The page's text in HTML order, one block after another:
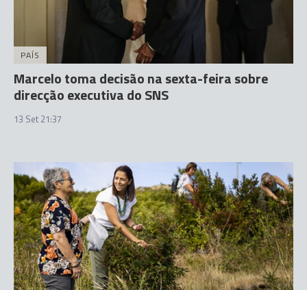
PAÍS
Marcelo toma decisão na sexta-feira sobre
direcção executiva do SNS
13 Set 21:37